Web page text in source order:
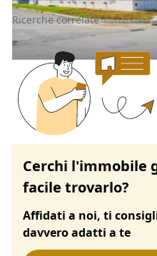
Ricerche correlate
Cerchi l'immobile
facile trovarlo?
Affidati a noi, ti
davvero adatti a te